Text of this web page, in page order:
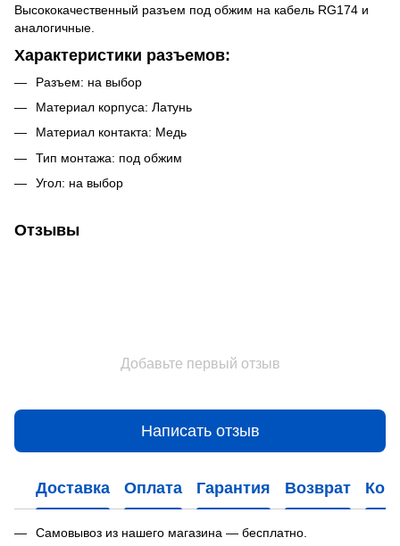
Высококачественный разъем под обжим на кабель RG174 и
аналогичные.
Характеристики разъемов:
Разъем: на выбор
Материал корпуса: Латунь
Материал контакта: Медь
Тип монтажа: под обжим
Угол: на выбор
Отзывы
Добавьте первый отзыв
Написать отзыв
Доставка Оплата Гарантия Возврат
Самовывоз из нашего магазина — бесплатно.